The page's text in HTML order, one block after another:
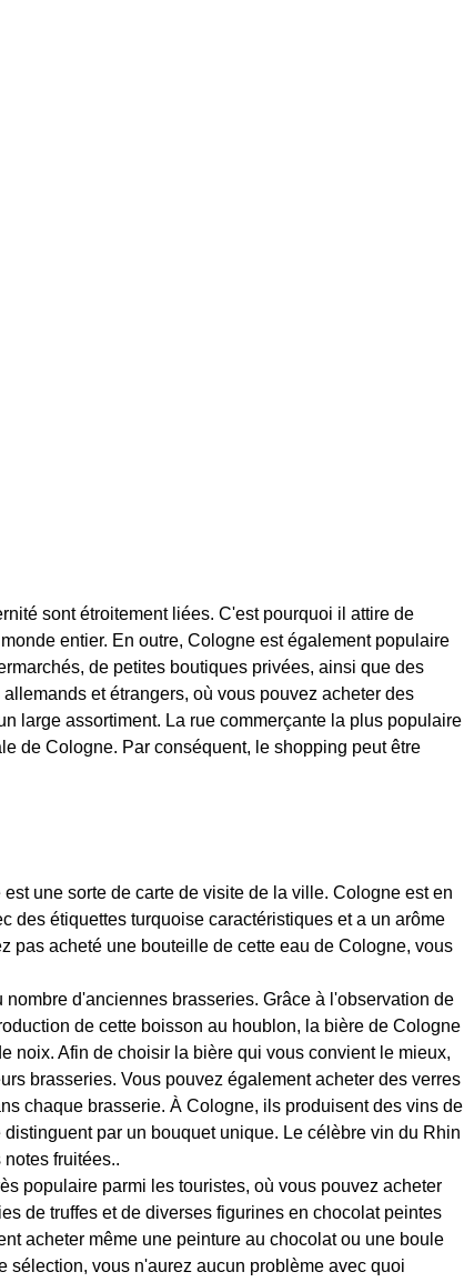
sont étroitement liées. C'est pourquoi il attire de
entier. En outre, Cologne est également populaire
de petites boutiques privées, ainsi que des
et étrangers, où vous pouvez acheter des
large assortiment. La rue commerçante la plus populaire
de Cologne. Par conséquent, le shopping peut être
une sorte de carte de visite de la ville. Cologne est en
des étiquettes turquoise caractéristiques et a un arôme
pas acheté une bouteille de cette eau de Cologne, vous
d'anciennes brasseries. Grâce à l'observation de
de cette boisson au houblon, la bière de Cologne
noix. Afin de choisir la bière qui vous convient le mieux,
brasseries. Vous pouvez également acheter des verres
chaque brasserie. À Cologne, ils produisent des vins de
par un bouquet unique. Le célèbre vin du Rhin
fruitées..
populaire parmi les touristes, où vous pouvez acheter
de truffes et de diverses figurines en chocolat peintes
acheter même une peinture au chocolat ou une boule
sélection, vous n'aurez aucun problème avec quoi